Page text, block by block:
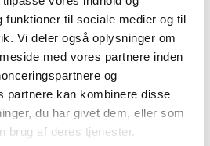
funktioner til sociale medier og til
Vi deler også oplysninger om
med vores partnere inden
og
partnere kan kombinere disse
du har givet dem, eller som
brug af deres tjenester.